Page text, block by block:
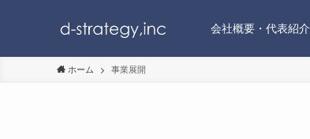
会社概要・代表紹介
ホーム 事業展開